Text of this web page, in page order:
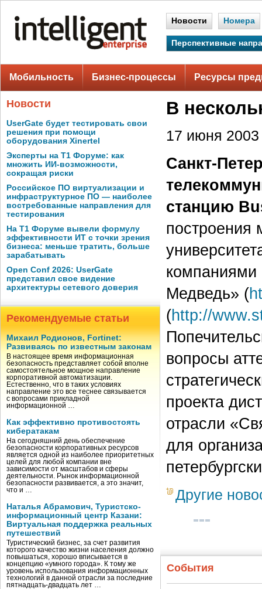
Новости Номера
Перспективные
Мобильность Бизнес-процессы Ресурсы
Новости
UserGate будет тестировать свои
решения при помощи
оборудования Xinertel
Эксперты на Т1 Форуме: как
множить ИИ-возможности,
сокращая риски
Российское ПО виртуализации и
инфраструктурное ПО — наиболее
востребованные направления для
тестирования
На Т1 Форуме вывели формулу
эффективности ИТ с точки зрения
бизнеса: меньше тратить, больше
зарабатывать
Open Conf 2026: UserGate
представил свое видение
архитектуры сетевого доверия
Рекомендуемые статьи
Михаил Родионов, Fortinet:
Развиваясь по известным законам
В настоящее время информационная
безопасность представляет собой вполне
самостоятельное мощное направление
корпоративной автоматизации.
Естественно, что в таких условиях
направление это все теснее связывается
с вопросами прикладной
информационной …
Как эффективно противостоять
кибератакам
На сегодняшний день обеспечение
безопасности корпоративных ресурсов
является одной из наиболее приоритетных
целей для любой компании вне
зависимости от масштабов и сферы
деятельности. Рынок информационной
безопасности развивается, а это значит,
что и …
Наталья Абрамович, Туристско-
информационный центр Казани:
Виртуальная поддержка реальных
путешествий
Туристический бизнес, за счет развития
которого качество жизни населения должно
повышаться, хорошо вписывается в
концепцию «умного города». К тому же
уровень использования информационных
технологий в данной отрасли за последние
пятнадцать-двадцать лет …
В
17 июня 2003
Санкт-
станцию
построения
компаниями
Медведь» (
(http://
вопросы
проекта
отрасли
для
Другие
События